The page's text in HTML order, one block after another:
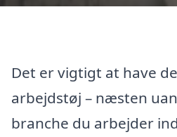
Det er vigtigt at have
arbejdstøj – næsten
branche du arbejder